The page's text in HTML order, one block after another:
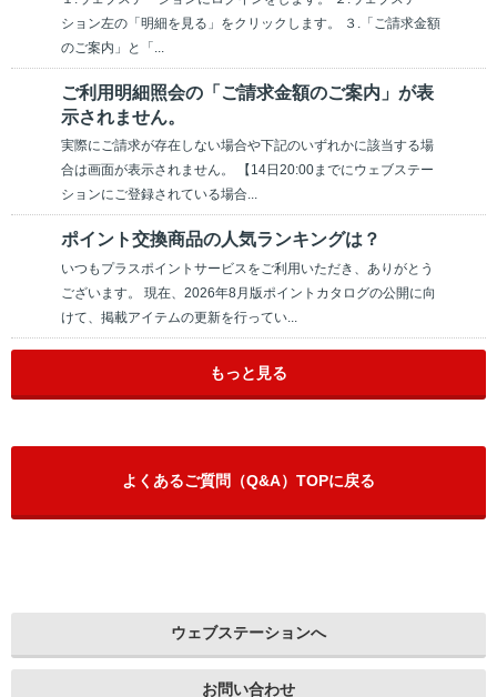
ション左の「明細を見る」をクリックします。 ３.「ご請求金額
のご案内」と「...
ご利用明細照会の「ご請求金額のご案内」が表
示されません。
実際にご請求が存在しない場合や下記のいずれかに該当する場
合は画面が表示されません。 【14日20:00までにウェブステー
ションにご登録されている場合...
ポイント交換商品の人気ランキングは？
いつもプラスポイントサービスをご利用いただき、ありがとう
ございます。 現在、2026年8月版ポイントカタログの公開に向
けて、掲載アイテムの更新を行ってい...
もっと見る
よくあるご質問（Q&A）TOPに戻る
ウェブステーションへ
お問い合わせ